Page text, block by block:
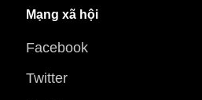
Mạng xã hội
Facebook
Twitter